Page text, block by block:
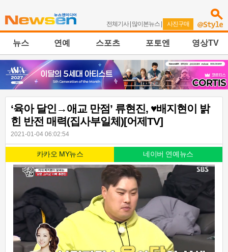
전체기사| 많이본뉴스 | 사진구매
뉴스 연예 스포츠 포토엔 영상TV
‘육아 달인→애교 만점’ 류현진, ♥배지현이 밝
힌 반전 매력(집사부일체)[어제TV]
2021-01-04 06:02:54
카카오 MY뉴스 네이버 연예뉴스